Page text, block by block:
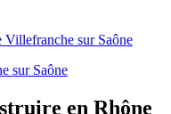
sur Saône
en Rhône